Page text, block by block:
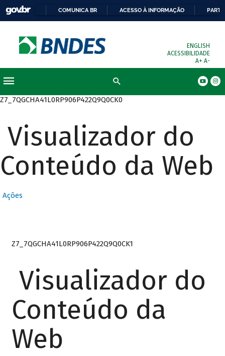
COMUNICA BR ACESSO À INFORMAÇÃO
ENGLISH
ACESSIBILIDADE
A+ A-
Z7_7QGCHA41L0RP906P422Q9Q0CK0
Visualizador do
Conteúdo da Web
Ações
Z7_7QGCHA41L0RP906P422Q9Q0CK1
Visualizador do
Conteúdo da
Web